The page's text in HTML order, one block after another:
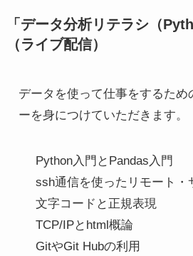
「データ分析リテラシ（
（ライブ配信）
データを使って仕事をするため
ーを身につけていただきます。
Python入門とPandas入門
ssh通信を使ったリモート・
文字コードと正規表現
TCP/IPとhtml概論
GitやGit Hubの利用